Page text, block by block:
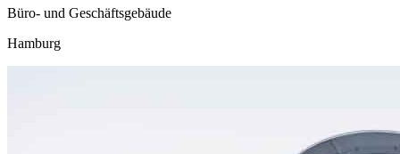
Büro- und Geschäftsgebäude
Hamburg